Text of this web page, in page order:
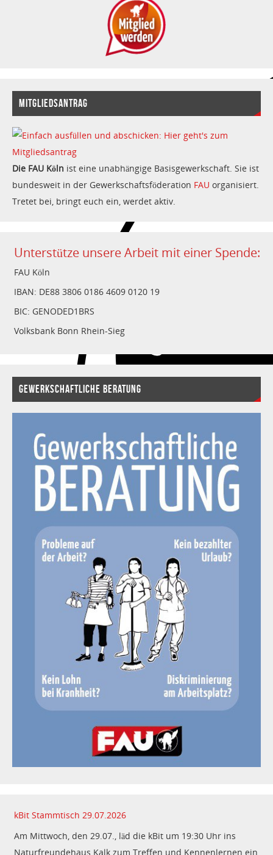
MITGLIEDSANTRAG
Die FAU Köln ist eine unabhängige Basisgewerkschaft. Sie ist
bundesweit in der Gewerkschaftsföderation FAU organisiert.
Tretet bei, bringt euch ein, werdet aktiv.
Unterstütze unsere Arbeit mit einer Spende:
FAU Köln
IBAN: DE88 3806 0186 4609 0120 19
BIC: GENODED1BRS
Volksbank Bonn Rhein-Sieg
GEWERKSCHAFTLICHE BERATUNG
kBit Stammtisch 29.07.2026
Am Mittwoch, den 29.07., läd die kBit um 19:30 Uhr ins
Naturfreundehaus Kalk zum Treffen und Kennenlernen ein.